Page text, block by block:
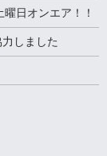
日オンエア！！
しました